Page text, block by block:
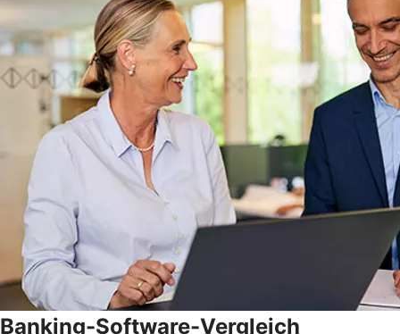
Banking-Software-Vergleich